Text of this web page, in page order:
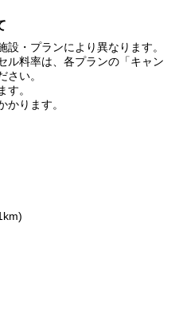
・プランにより異なります。
ル料率は、各プランの「キャン
さい。
。
ります。